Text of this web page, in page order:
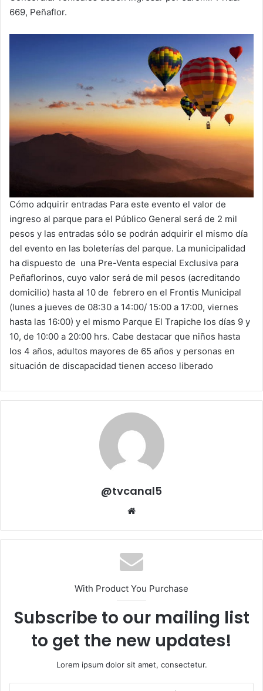
669, Peñaflor.
Cómo adquirir entradas Para este evento el valor de
ingreso al parque para el Público General será de 2 mil
pesos y las entradas sólo se podrán adquirir el mismo día
del evento en las boleterías del parque. La municipalidad
ha dispuesto de una Pre-Venta especial Exclusiva para
Peñaflorinos, cuyo valor será de mil pesos (acreditando
domicilio) hasta al 10 de febrero en el Frontis Municipal
(lunes a jueves de 08:30 a 14:00/ 15:00 a 17:00, viernes
hasta las 16:00) y el mismo Parque El Trapiche los días 9 y
10, de 10:00 a 20:00 hrs. Cabe destacar que niños hasta
los 4 años, adultos mayores de 65 años y personas en
situación de discapacidad tienen acceso liberado
@tvcanal5
With Product You Purchase
Subscribe to our mailing list
to get the new updates!
Lorem ipsum dolor sit amet, consectetur.